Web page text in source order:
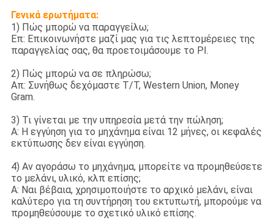
Γενικά ερωτήματα:
1) Πώς μπορώ να παραγγείλω;
Επ: Επικοινωνήστε μαζί μας για τις λεπτομέρειες της
παραγγελίας σας, θα προετοιμάσουμε το PI.
2) Πώς μπορώ να σε πληρώσω;
Απ: Συνήθως δεχόμαστε T/T, Western Union, Money
Gram.
3) Τι γίνεται με την υπηρεσία μετά την πώληση;
Α: Η εγγύηση για το μηχάνημα είναι 12 μήνες, οι κεφαλές
εκτύπωσης δεν είναι εγγύηση.
4) Αν αγοράσω το μηχάνημα, μπορείτε να προμηθεύσετε
το μελάνι, υλικό, κλπ επίσης;
Α: Ναι βέβαια, χρησιμοποιήστε το αρχικό μελάνι, είναι
καλύτερο για τη συντήρηση του εκτυπωτή, μπορούμε να
προμηθεύσουμε το σχετικό υλικό επίσης.